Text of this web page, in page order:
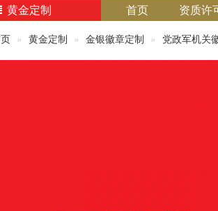
黄金定制 首页 资质许
黄金定制 金银徽章定制 党政军机关